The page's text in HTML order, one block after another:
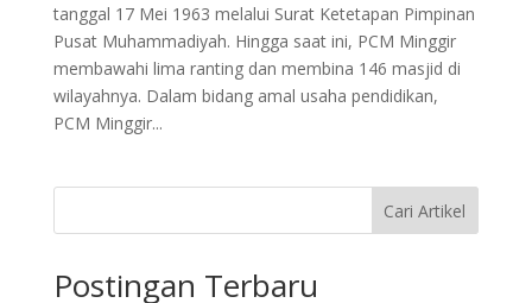
tanggal 17 Mei 1963 melalui Surat Ketetapan Pimpinan
Pusat Muhammadiyah. Hingga saat ini, PCM Minggir
membawahi lima ranting dan membina 146 masjid di
wilayahnya. Dalam bidang amal usaha pendidikan,
PCM Minggir...
Cari Artikel
Postingan Terbaru